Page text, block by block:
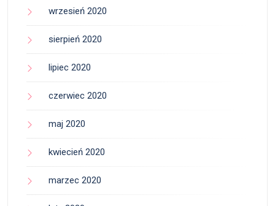
wrzesień 2020
sierpień 2020
lipiec 2020
czerwiec 2020
maj 2020
kwiecień 2020
marzec 2020